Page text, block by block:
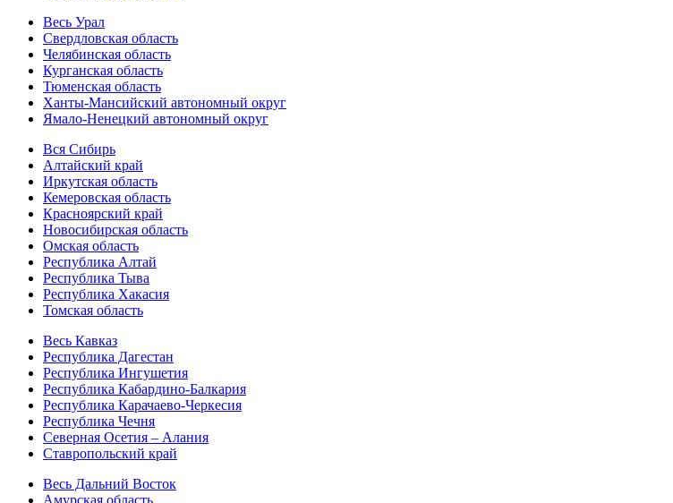
Весь Урал
Свердловская область
Челябинская область
Курганская область
Тюменская область
Ханты-Мансийский автономный округ
Ямало-Ненецкий автономный округ
Вся Сибирь
Алтайский край
Иркутская область
Кемеровская область
Красноярский край
Новосибирская область
Омская область
Республика Алтай
Республика Тыва
Республика Хакасия
Томская область
Весь Кавказ
Республика Дагестан
Республика Ингушетия
Республика Кабардино-Балкария
Республика Карачаево-Черкесия
Республика Чечня
Северная Осетия – Алания
Ставропольский край
Весь Дальний Восток
Амурская область